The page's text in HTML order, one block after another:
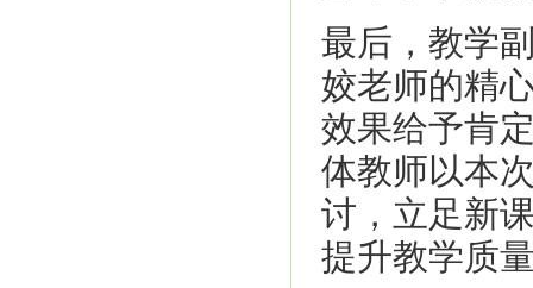
最后，教学
姣老师的精
效果给予肯
体教师以本
讨，立足新
提升教学质